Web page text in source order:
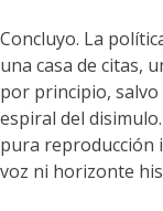
Concluyo. La
una casa de citas,
por principio, salvo
espiral del
pura reproducción
voz ni horizonte